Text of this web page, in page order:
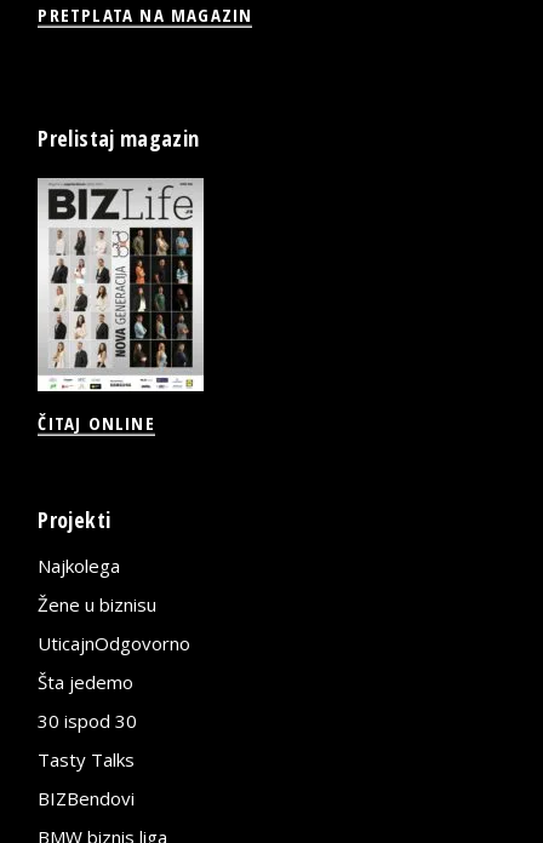
PRETPLATA NA MAGAZIN
Prelistaj magazin
ČITAJ ONLINE
Projekti
Najkolega
Žene u biznisu
UticajnOdgovorno
Šta jedemo
30 ispod 30
Tasty Talks
BIZBendovi
BMW biznis liga